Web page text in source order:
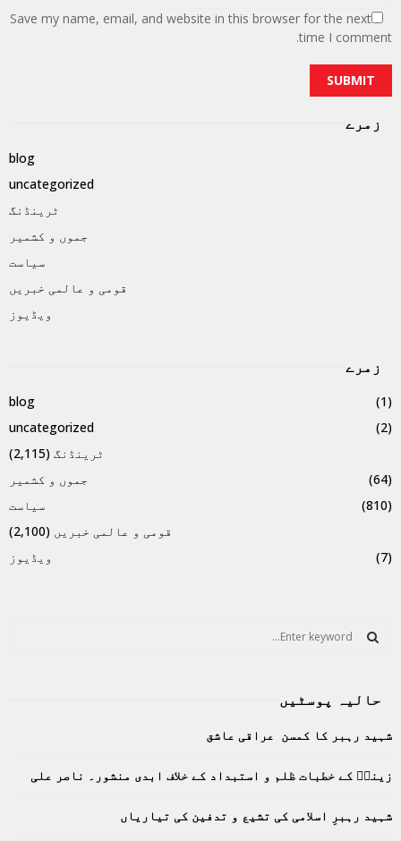
Save my name, email, and website in this browser for the next
time I comment.
زمرے
blog
uncategorized
ٹرینڈنگ
جموں و کشمیر
سیاست
قومی و عالمی خبریں
ویڈیوز
زمرے
blog
(1)
uncategorized
(2)
ٹرینڈنگ (2,115)
جموں و کشمیر
(64)
سیاست
(810)
قومی و عالمی خبریں (2,100)
ویڈیوز
(7)
f
r
E
A
R
C
حالیہ پوسٹیں
شہید رہبر کا کمسن عراقی عاشق
زینبؑ کے خطبات ظلم و استبداد کے خلاف ابدی منشور۔ ناصر علی
شہید رہبرِ اسلامی کی تشیع و تدفین کی تیاریاں